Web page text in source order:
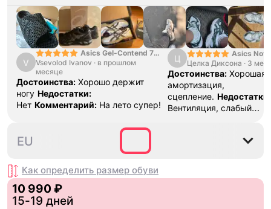
V
Asics Gel-Contend 7
Light Grey
Vsevolod Ivanov · в прошлом
месяце
Достоинства: Хорошо держит
ногу Недостатки:
Нет Комментарий: На лето супер!
Ц
Asics
Black
Целка Диксона · 3
Достоинства: Хорошая
амортизация,
сцепление. Недостатки:
Вентиляция, слабый
волейболу 3-4 раза в
протираться верх
42
EU
Как определить размер обуви
10 990 ₽
15-19 дней